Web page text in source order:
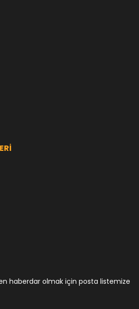
haberdar olmak için posta listemize